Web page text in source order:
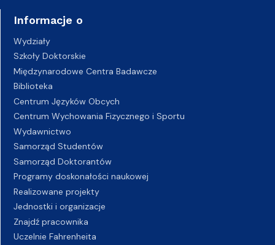
Informacje o
Wydziały
Szkoły Doktorskie
Międzynarodowe Centra Badawcze
Biblioteka
Centrum Języków Obcych
Centrum Wychowania Fizycznego i Sportu
Wydawnictwo
Samorząd Studentów
Samorząd Doktorantów
Programy doskonałości naukowej
Realizowane projekty
Jednostki i organizacje
Znajdź pracownika
Uczelnie Fahrenheita